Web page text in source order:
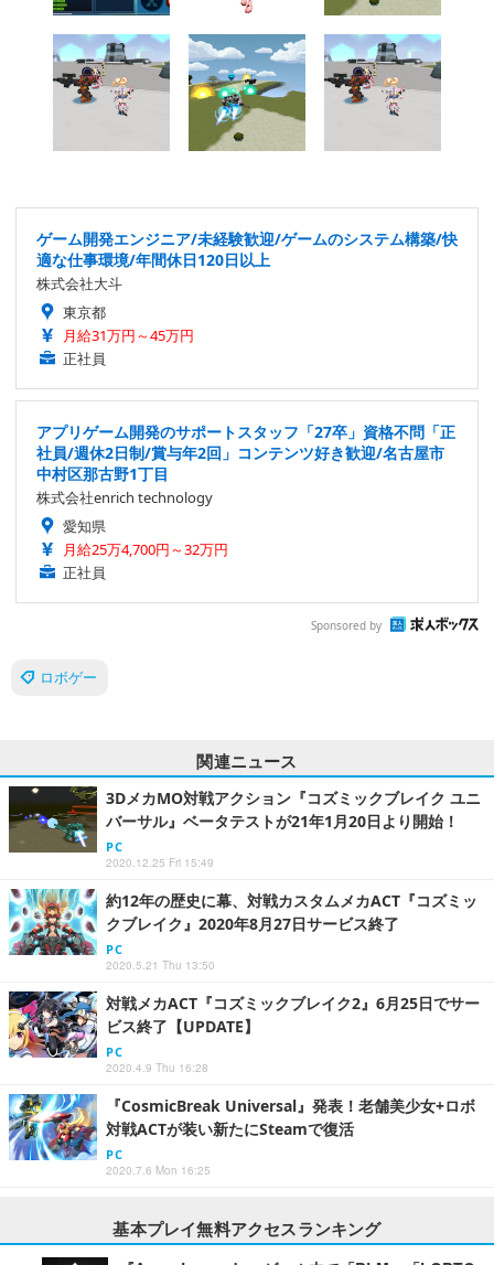
ゲーム開発エンジニア/未経験歓迎/ゲームのシステム構築/快
適な仕事環境/年間休日120日以上
株式会社大斗
東京都
月給31万円～45万円
正社員
アプリゲーム開発のサポートスタッフ「27卒」資格不問「正
社員/週休2日制/賞与年2回」コンテンツ好き歓迎/名古屋市
中村区那古野1丁目
株式会社enrich technology
愛知県
月給25万4,700円～32万円
正社員
Sponsored by
ロボゲー
関連ニュース
3DメカMO対戦アクション『コズミックブレイク ユニ
バーサル』ベータテストが21年1月20日より開始！
PC
2020.12.25 Fri 15:49
約12年の歴史に幕、対戦カスタムメカACT『コズミッ
クブレイク』2020年8月27日サービス終了
PC
2020.5.21 Thu 13:50
対戦メカACT『コズミックブレイク2』6月25日でサー
ビス終了【UPDATE】
PC
2020.4.9 Thu 16:28
『CosmicBreak Universal』発表！老舗美少女+ロボ
対戦ACTが装い新たにSteamで復活
PC
2020.7.6 Mon 16:25
基本プレイ無料アクセスランキング